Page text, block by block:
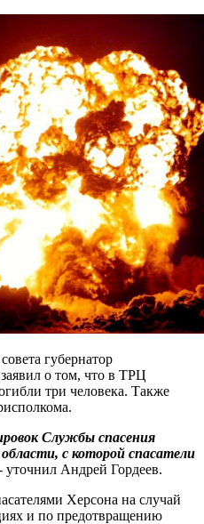
губернатор
о том, что в ТРЦ
три человека. Также
Службы спасения
с которой спасатели
уточнил Андрей Гордеев.
Херсона на случай
и по предотвращению